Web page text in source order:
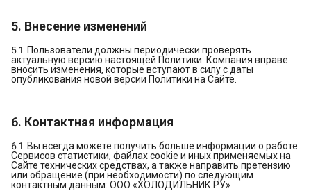
5. Внесение изменений
5.1. Пользователи должны периодически проверять
актуальную версию настоящей Политики. Компания вправе
вносить изменения, которые вступают в силу с даты
опубликования новой версии Политики на Сайте.
6. Контактная информация
6.1. Вы всегда можете получить больше информации о работе
Сервисов статистики, файлах cookie и иных применяемых на
Сайте технических средствах, а также направить претензию
или обращение (при необходимости) по следующим
контактным данным: ООО «ХОЛОДИЛЬНИК.РУ»